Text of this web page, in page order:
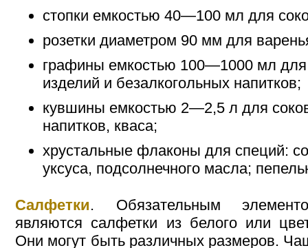
стопки емкостью 40—100 мл для
розетки диаметром 90 мм для
графины емкостью 100—1000 мл
изделий и безалкогольных напитков;
кувшины емкостью 2—2,5 л для
напитков, кваса;
хрустальные флаконы для специй:
уксуса, подсолнечного масла;
Салфетки. Обязательным
являются салфетки из белого или
Они могут быть различных размеров.